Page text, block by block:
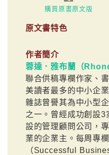
購買原書原文版
原文書特色
作者簡介
蓉達．雅布蘭（
聯合供稿專欄作家、
美讀者最多的中小企
雜誌曾譽其為中小型
之一。曾經成功創設3
設的管理顧問公司，
業的企業主。每周專
（Successful